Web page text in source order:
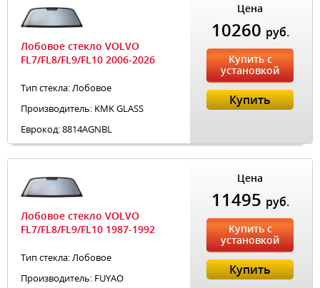
Лобовое стекло VOLVO
FL7/FL8/FL9/FL10 2006-2026
Тип стекла: Лобовое
Производитель: KMK GLASS
Еврокод: 8814AGNBL
Цена
10260 руб.
Купить с
установкой
Купить
Лобовое стекло VOLVO
FL7/FL8/FL9/FL10 1987-1992
Тип стекла: Лобовое
Производитель: FUYAO
Цена
11495 руб.
Купить с
установкой
Купить